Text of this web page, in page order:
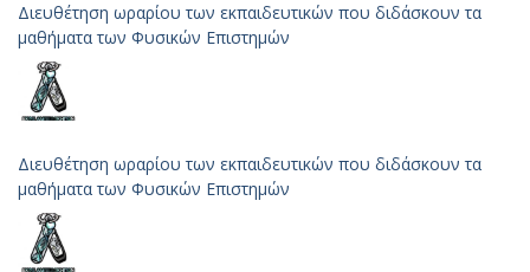
Διευθέτηση ωραρίου των εκπαιδευτικών που διδάσκουν τα
μαθήματα των Φυσικών Επιστημών
Διευθέτηση ωραρίου των εκπαιδευτικών που διδάσκουν τα
μαθήματα των Φυσικών Επιστημών